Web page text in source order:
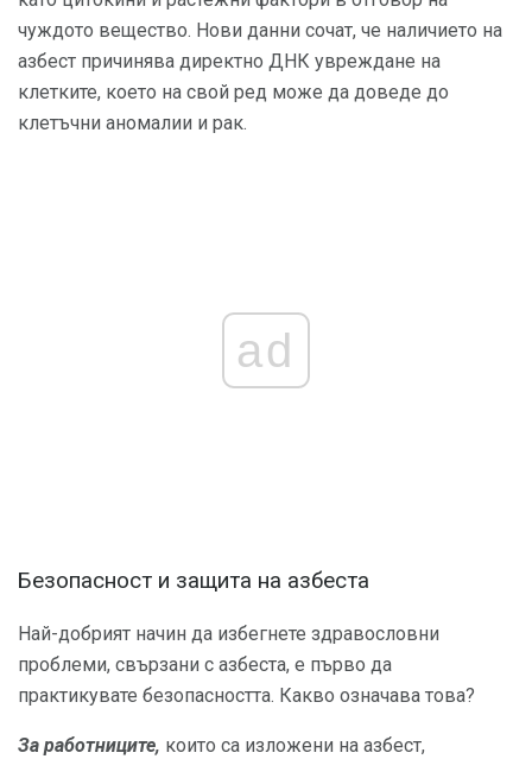
чуждото вещество. Нови данни сочат, че наличието на
азбест причинява директно ДНК увреждане на
клетките, което на свой ред може да доведе до
клетъчни аномалии и рак.
ad
Безопасност и защита на азбеста
Най-добрият начин да избегнете здравословни
проблеми, свързани с азбеста, е първо да
практикувате безопасността. Какво означава това?
За работниците, които са изложени на азбест,